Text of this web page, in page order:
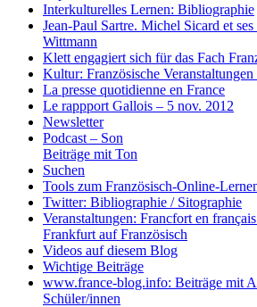
Interkulturelles Lernen: Bibliographie
Jean-Paul Sartre. Michel Sicard et
Wittmann
Klett engagiert sich für das Fach
Kultur: Französische
La presse quotidienne en France
Le rappport Gallois – 5 nov. 2012
Newsletter
Podcast – Son
Beiträge mit Ton
Suchen
Tools zum Französisch-Online-
Twitter: Bibliographie / Sitographie
Veranstaltungen: Francfort en
Frankfurt auf Französisch
Videos auf diesem Blog
Wichtige Beiträge
www.france-blog.info: Beiträge mit
Schüler/innen